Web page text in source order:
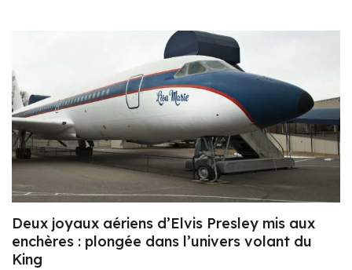
Deux joyaux aériens d’Elvis Presley mis aux
enchères : plongée dans l’univers volant du
King